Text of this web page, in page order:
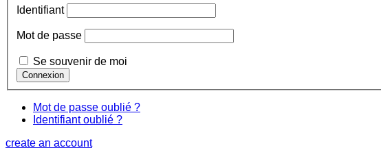
Identifiant
Mot de passe
Se souvenir de moi
Mot de passe oublié ?
Identifiant oublié ?
create an account